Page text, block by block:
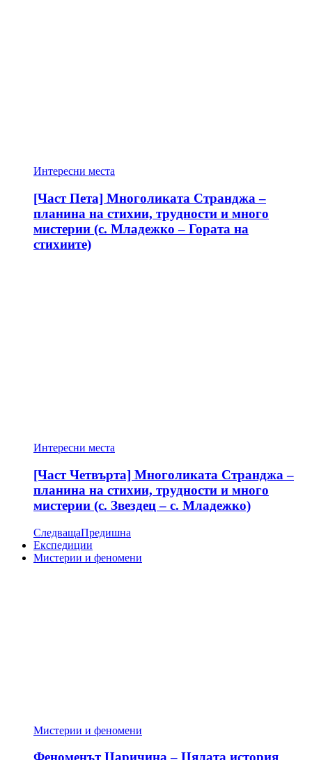
Интересни места
[Част Пета] Многоликата Странджа –
планина на стихии, трудности и много
мистерии (с. Младежко – Гората на
стихиите)
Интересни места
[Част Четвърта] Многоликата Странджа –
планина на стихии, трудности и много
мистерии (с. Звездец – с. Младежко)
СледващаПредишна
Експедиции
Мистерии и феномени
Мистерии и феномени